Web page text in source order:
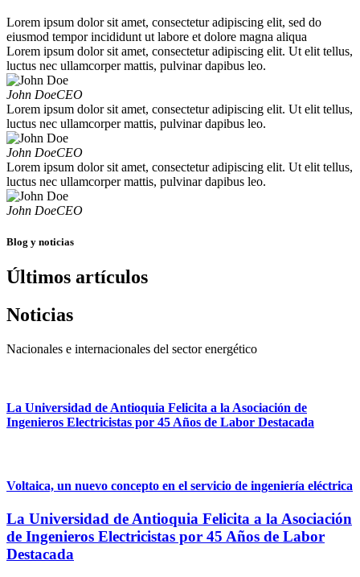
Lorem ipsum dolor sit amet, consectetur adipiscing elit, sed do
eiusmod tempor incididunt ut labore et dolore magna aliqua
Lorem ipsum dolor sit amet, consectetur adipiscing elit. Ut elit tellus,
luctus nec ullamcorper mattis, pulvinar dapibus leo.
John DoeCEO
Lorem ipsum dolor sit amet, consectetur adipiscing elit. Ut elit tellus,
luctus nec ullamcorper mattis, pulvinar dapibus leo.
John DoeCEO
Lorem ipsum dolor sit amet, consectetur adipiscing elit. Ut elit tellus,
luctus nec ullamcorper mattis, pulvinar dapibus leo.
John DoeCEO
Blog y noticias
Últimos artículos
Noticias
Nacionales e internacionales del sector energético
La Universidad de Antioquia Felicita a la Asociación de
Ingenieros Electricistas por 45 Años de Labor Destacada
Voltaica, un nuevo concepto en el servicio de ingeniería eléctrica
La Universidad de Antioquia Felicita a la Asociación
de Ingenieros Electricistas por 45 Años de Labor
Destacada